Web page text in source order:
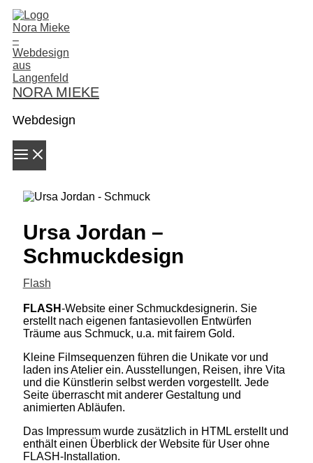
Zum
Inhalt
springen
NORA MIEKE
Webdesign
Ursa Jordan –
Schmuckdesign
Flash
FLASH-Website einer Schmuckdesignerin. Sie
erstellt nach eigenen fantasievollen Entwürfen
Träume aus Schmuck, u.a. mit fairem Gold.
Kleine Filmsequenzen führen die Unikate vor und
laden ins Atelier ein. Ausstellungen, Reisen, ihre Vita
und die Künstlerin selbst werden vorgestellt. Jede
Seite überrascht mit anderer Gestaltung und
animierten Abläufen.
Das Impressum wurde zusätzlich in HTML erstellt und
enthält einen Überblick der Website für User ohne
FLASH-Installation.